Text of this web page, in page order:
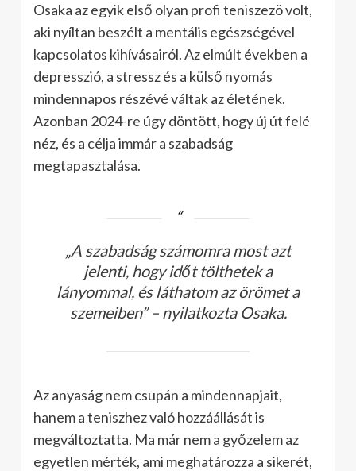
Osaka az egyik első olyan profi teniszezö volt,
aki nyíltan beszélt a mentális egészségével
kapcsolatos kihívásairól. Az elmúlt években a
depresszió, a stressz és a külső nyomás
mindennapos részévé váltak az életének.
Azonban 2024-re úgy döntött, hogy új út felé
néz, és a célja immár a szabadság
megtapasztalása.
„A szabadság számomra most azt
jelenti, hogy időt tölthetek a
lányommal, és láthatom az örömet a
szemeiben” – nyilatkozta Osaka.
Az anyaság nem csupán a mindennapjait,
hanem a teniszhez való hozzáállását is
megváltoztatta. Ma már nem a győzelem az
egyetlen mérték, ami meghatározza a sikerét,